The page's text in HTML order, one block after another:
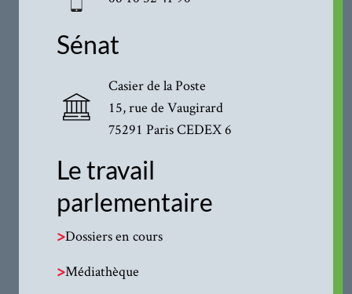
Sénat
Casier de la Poste
15, rue de Vaugirard
75291 Paris CEDEX 6
Le travail
parlementaire
>Dossiers en cours
>Médiathèque